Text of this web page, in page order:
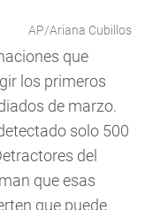
AP/Ariana Cubillos
que
los primeros
de marzo.
solo 500
del
que esas
que puede